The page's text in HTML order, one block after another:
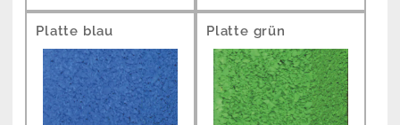
Platte blau Platte grün